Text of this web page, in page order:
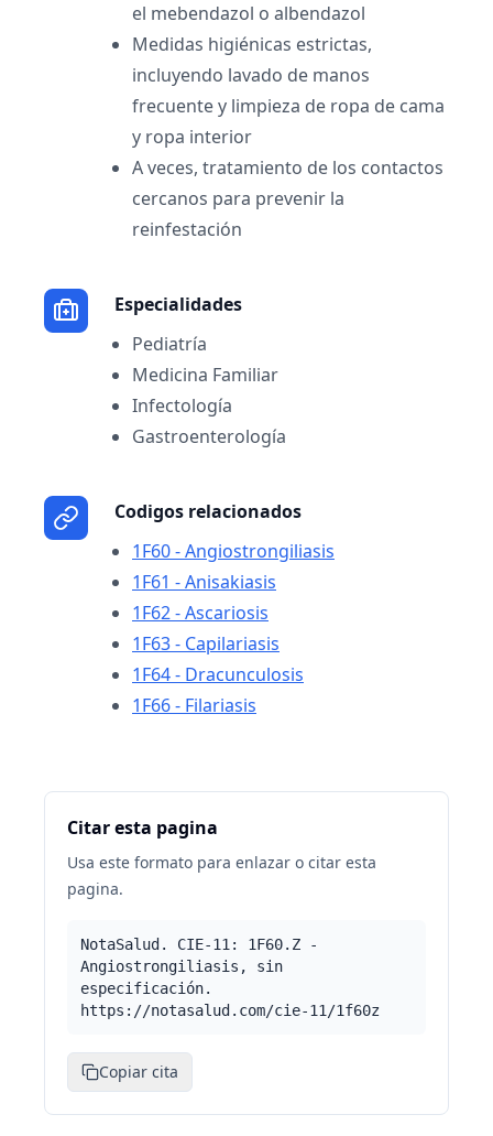
el mebendazol o albendazol
Medidas higiénicas estrictas,
incluyendo lavado de manos
frecuente y limpieza de ropa de cama
y ropa interior
A veces, tratamiento de los contactos
cercanos para prevenir la
reinfestación
Especialidades
Pediatría
Medicina Familiar
Infectología
Gastroenterología
Codigos relacionados
1F60 - Angiostrongiliasis
1F61 - Anisakiasis
1F62 - Ascariosis
1F63 - Capilariasis
1F64 - Dracunculosis
1F66 - Filariasis
Citar esta pagina
Usa este formato para enlazar o citar esta
pagina.
NotaSalud. CIE-11: 1F60.Z -
Angiostrongiliasis, sin
especificación.
https://notasalud.com/cie-11/1f60z
Copiar cita